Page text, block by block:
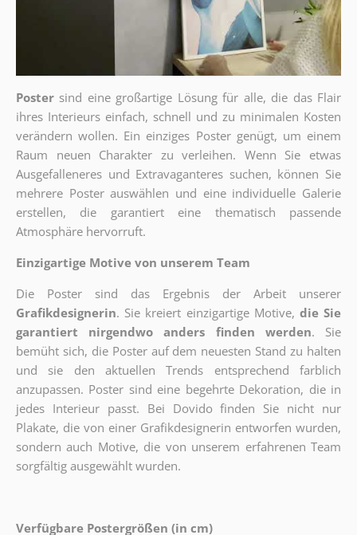
Poster sind eine großartige Lösung für alle, die das Flair
ihres Interieurs einfach, schnell und zu minimalen Kosten
verändern wollen. Ein einziges Poster genügt, um einem
Raum neuen Charakter zu verleihen. Wenn Sie etwas
Ausgefalleneres und Extravaganteres suchen, können Sie
mehrere Poster auswählen und eine individuelle Galerie
erstellen, die garantiert eine thematisch passende
Atmosphäre hervorruft.
Einzigartige Motive von unserem Team
Die Poster sind das Ergebnis der Arbeit unserer
Grafikdesignerin. Sie kreiert einzigartige Motive, die Sie
garantiert nirgendwo anders finden werden. Sie
bemüht sich, die Poster auf dem neuesten Stand zu halten
und sie den aktuellen Trends entsprechend farblich
anzupassen. Poster sind eine begehrte Dekoration, die in
jedes Interieur passt. Bei Dovido finden Sie nicht nur
Plakate, die von einer Grafikdesignerin entworfen wurden,
sondern auch Motive, die von unserem erfahrenen Team
sorgfältig ausgewählt wurden.
Verfügbare Postergrößen (in cm)